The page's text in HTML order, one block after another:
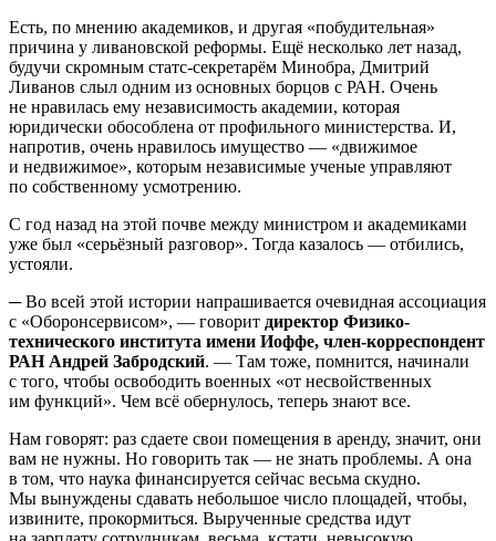
Есть, по мнению академиков, и другая «побудительная»
причина у ливановской реформы. Ещё несколько лет назад,
будучи скромным статс-секретарём Минобра, Дмитрий
Ливанов слыл одним из основных борцов с РАН. Очень
не нравилась ему независимость академии, которая
юридически обособлена от профильного министерства. И,
напротив, очень нравилось имущество — «движимое
и недвижимое», которым независимые ученые управляют
по собственному усмотрению.
С год назад на этой почве между министром и академиками
уже был «серьёзный разговор». Тогда казалось — отбились,
устояли.
─​ Во всей этой истории напрашивается очевидная ассоциация
с «Оборонсервисом», — говорит директор Физико-
технического института имени Иоффе, член-корреспондент
РАН Андрей Забродский. — Там тоже, помнится, начинали
с того, чтобы освободить военных «от несвойственных
им функций». Чем всё обернулось, теперь знают все.
Нам говорят: раз сдаете свои помещения в аренду, значит, они
вам не нужны. Но говорить так — не знать проблемы. А она
в том, что наука финансируется сейчас весьма скудно.
Мы вынуждены сдавать небольшое число площадей, чтобы,
извините, прокормиться. Вырученные средства идут